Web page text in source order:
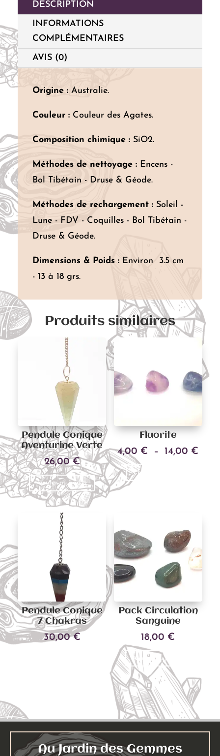
DESCRIPTION
INFORMATIONS
COMPLÉMENTAIRES
AVIS (0)
Origine :Australie.
Couleur : Couleur des Agates.
Composition chimique :SiO2.
Méthodes de nettoyage :Encens -
Bol Tibétain - Druse & Géode.
Méthodes de rechargement :Soleil -
Lune - FDV - Coquilles - Bol Tibétain -
Druse & Géode.
Dimensions & Poids :Environ 3.5 cm
- 13 à 18 grs.
Produits similaires
Pendule Conique
Aventurine Verte
26,00€
Ajouter au panier
Fluorite
4,00 € – 14,00 €
Choix des options
options
être
la
page
Pendule Conique
7 Chakras
30,00€
Pack Circulation
Sanguine
18,00 €
Ajouter au panier
Au Jardin des Gemmes